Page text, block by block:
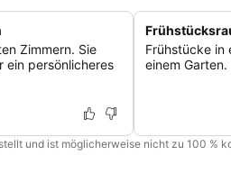
Zimmern. Sie
ein persönlicheres
Frühstücke in
einem
und ist möglicherweise nicht zu 100 %